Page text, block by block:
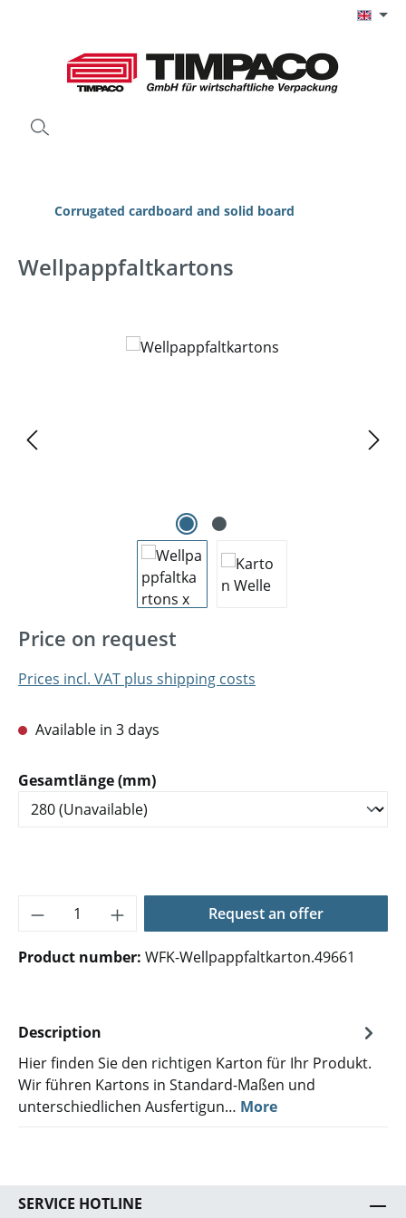
Corrugated cardboard and solid board
Wellpappfaltkartons
Skip image gallery
Price on request
Prices incl. VAT plus shipping costs
Available in 3 days
Select
Gesamtlänge (mm)
Product Quantity: Enter the desired
Request an offer
Product number: WFK-Wellpappfaltkarton.49661
Description
Hier finden Sie den richtigen Karton für Ihr Produkt.
Wir führen Kartons in Standard-Maßen und
unterschiedlichen Ausfertigun… More
SERVICE HOTLINE